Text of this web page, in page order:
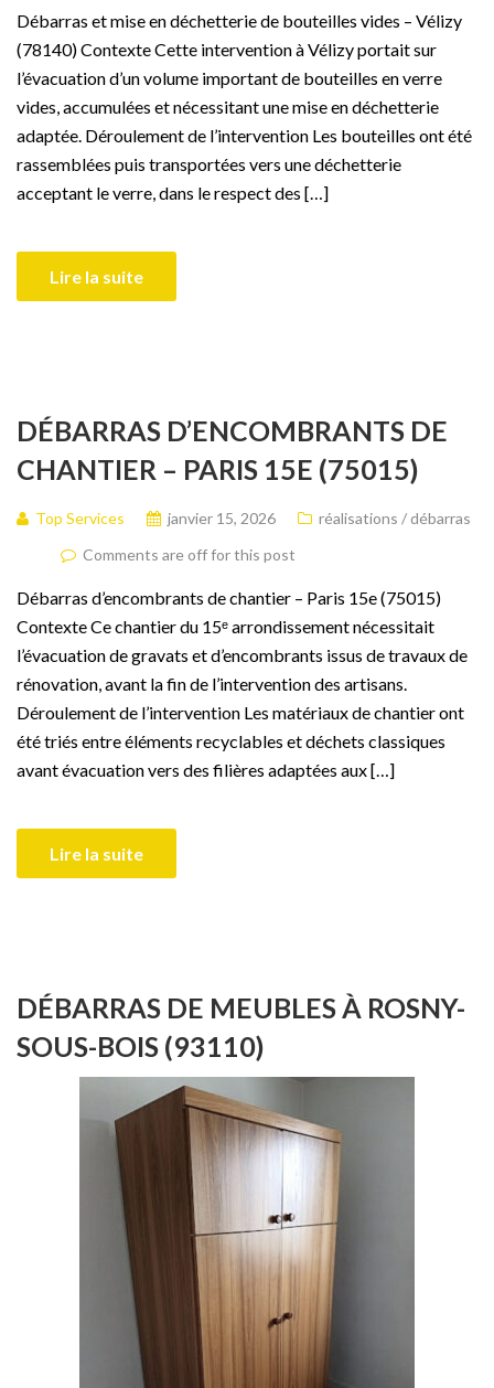
Débarras et mise en déchetterie de bouteilles vides – Vélizy
(78140) Contexte Cette intervention à Vélizy portait sur
l’évacuation d’un volume important de bouteilles en verre
vides, accumulées et nécessitant une mise en déchetterie
adaptée. Déroulement de l’intervention Les bouteilles ont été
rassemblées puis transportées vers une déchetterie
acceptant le verre, dans le respect des […]
Lire la suite
DÉBARRAS D’ENCOMBRANTS DE
CHANTIER – PARIS 15E (75015)
Top Services janvier 15, 2026
réalisations / débarras
Comments are off for this post
Débarras d’encombrants de chantier – Paris 15e (75015)
Contexte Ce chantier du 15ᵉ arrondissement nécessitait
l’évacuation de gravats et d’encombrants issus de travaux de
rénovation, avant la fin de l’intervention des artisans.
Déroulement de l’intervention Les matériaux de chantier ont
été triés entre éléments recyclables et déchets classiques
avant évacuation vers des filières adaptées aux […]
Lire la suite
DÉBARRAS DE MEUBLES À ROSNY-
SOUS-BOIS (93110)